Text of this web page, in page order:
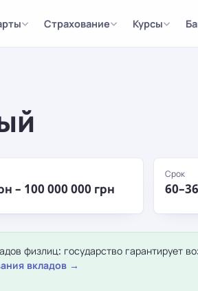
Страхование Курсы
– 100 000 000 грн
Срок
физлиц: государство гарантирует
вкладов →